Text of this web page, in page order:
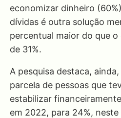
economizar dinheiro
dívidas é outra solução
percentual maior do que
de 31%.
A pesquisa destaca,
parcela de pessoas que
estabilizar
em 2022, para 24%, neste